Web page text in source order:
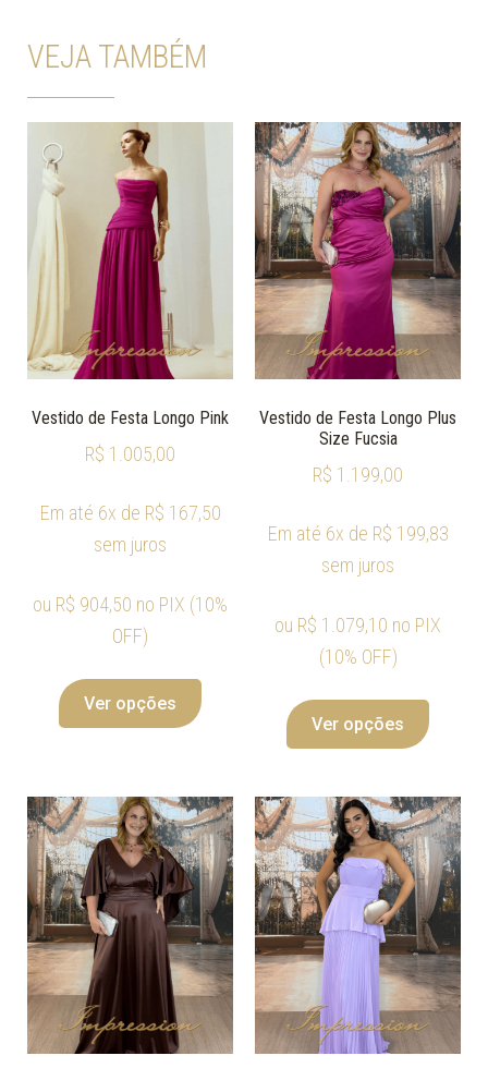
VEJA TAMBÉM
Vestido de Festa Longo Pink
R$ 1.005,00
Em até 6x de R$ 167,50
sem juros
ou R$ 904,50 no PIX (10%
OFF)
Ver opções
Vestido de Festa Longo Plus
Size Fucsia
R$ 1.199,00
Em até 6x de R$ 199,83
sem juros
ou R$ 1.079,10 no PIX
(10% OFF)
Ver opções